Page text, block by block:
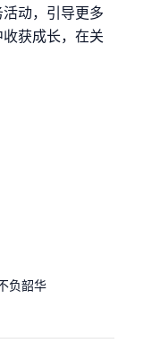
动，引导更多
获成长，在关
负韶华